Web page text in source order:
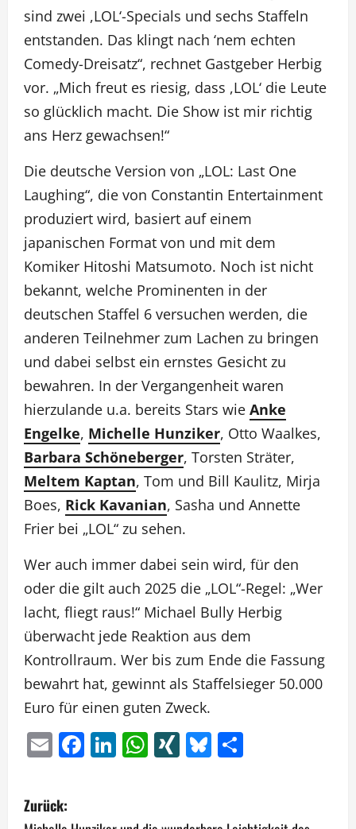
sind zwei ,LOL‘-Specials und sechs Staffeln
entstanden. Das klingt nach ‘nem echten
Comedy-Dreisatz“, rechnet Gastgeber Herbig
vor. „Mich freut es riesig, dass ,LOL‘ die Leute
so glücklich macht. Die Show ist mir richtig
ans Herz gewachsen!“
Die deutsche Version von „LOL: Last One
Laughing“, die von Constantin Entertainment
produziert wird, basiert auf einem
japanischen Format von und mit dem
Komiker Hitoshi Matsumoto. Noch ist nicht
bekannt, welche Prominenten in der
deutschen Staffel 6 versuchen werden, die
anderen Teilnehmer zum Lachen zu bringen
und dabei selbst ein ernstes Gesicht zu
bewahren. In der Vergangenheit waren
hierzulande u.a. bereits Stars wie Anke
Engelke, Michelle Hunziker, Otto Waalkes,
Barbara Schöneberger, Torsten Sträter,
Meltem Kaptan, Tom und Bill Kaulitz, Mirja
Boes, Rick Kavanian, Sasha und Annette
Frier bei „LOL“ zu sehen.
Wer auch immer dabei sein wird, für den
oder die gilt auch 2025 die „LOL“-Regel: „Wer
lacht, fliegt raus!“ Michael Bully Herbig
überwacht jede Reaktion aus dem
Kontrollraum. Wer bis zum Ende die Fassung
bewahrt hat, gewinnt als Staffelsieger 50.000
Euro für einen guten Zweck.
EmailFacebook
LinkedIn
WhatsApp
XINGBluesky
B
Zurück: